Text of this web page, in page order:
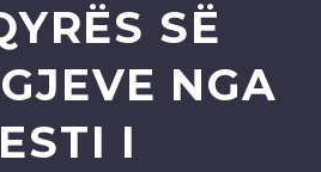
SË
NGA
I